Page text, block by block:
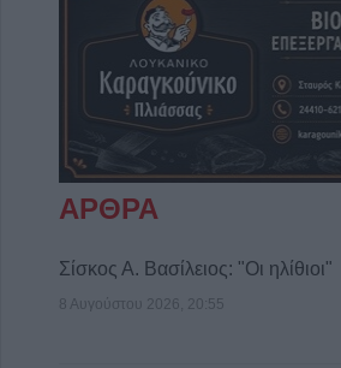
ΑΡΘΡΑ
Σίσκος Α. Βασίλειος: "Οι ηλίθιοι"
8 Αυγούστου 2026, 20:55